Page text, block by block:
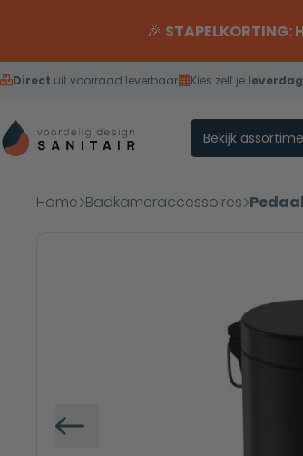
🎉 STAPELKORTING:
Direct uit voorraad leverbaar Kies zelf je leverdag
Bekijk
Home Badkameraccessoires
Vorige